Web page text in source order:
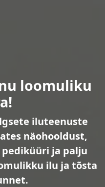
loomuliku
iluteenuste
näohooldust,
ja palju
ilu ja tõsta